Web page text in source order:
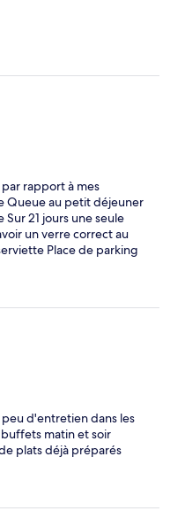
régal de manger dans
rapport à mes
Queue au petit déjeuner
21 jours une seule
un verre correct au
Place de parking
mieux en comparaison.
d'entretien dans les
buffets matin et soir
plats déjà préparés